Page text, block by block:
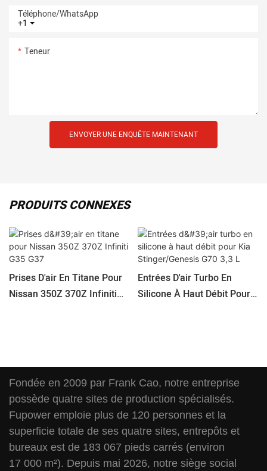
+1
Téléphone/WhatsApp
Teneur
ENVOYER UNE ENQUÊTE MAINTENANT
PRODUITS CONNEXES
Prises D'air En Titane Pour
Nissan 350Z 370Z Infiniti
Entrées D'air Turbo En
Silicone À Haut Débit Pour
Fondée en 2009 par Frank Cao, notre entreprise
possède quatre sites de production spécialisés.
Fupower emploie plus de 120 personnes et la
superficie totale de ses quatre sites, entrepôts et
bureaux est de 183 067 pieds carrés (environ
17 000 m²). Depuis mai 2026, notre siège social